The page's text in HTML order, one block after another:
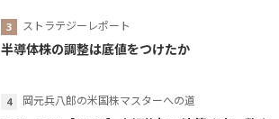
ストラテジーレポート
半導体株の調整は底値をつけたか
岡元兵八郎の米国株マスターへの道